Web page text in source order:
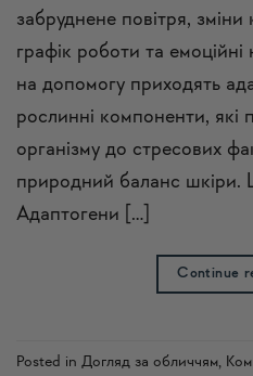
забруднене повітря,
графік роботи та
на допомогу приходять
рослинні компоненти, які
організму до стресових
природний баланс шкіри.
Адаптогени […]
Continue
Posted in Догляд за обличчям,